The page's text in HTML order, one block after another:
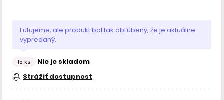
Ľutujeme, ale produkt bol tak obľúbený, že je aktuálne
vypredaný.
15 ks
Nie je skladom
Strážiť dostupnost